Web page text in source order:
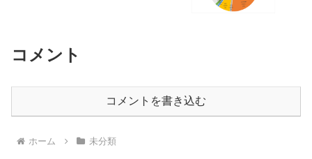
コメント
コメントを書き込む
ホーム 未分類